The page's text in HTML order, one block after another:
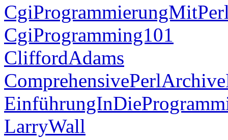
CgiProgramming101
CliffordAdams
LarryWall